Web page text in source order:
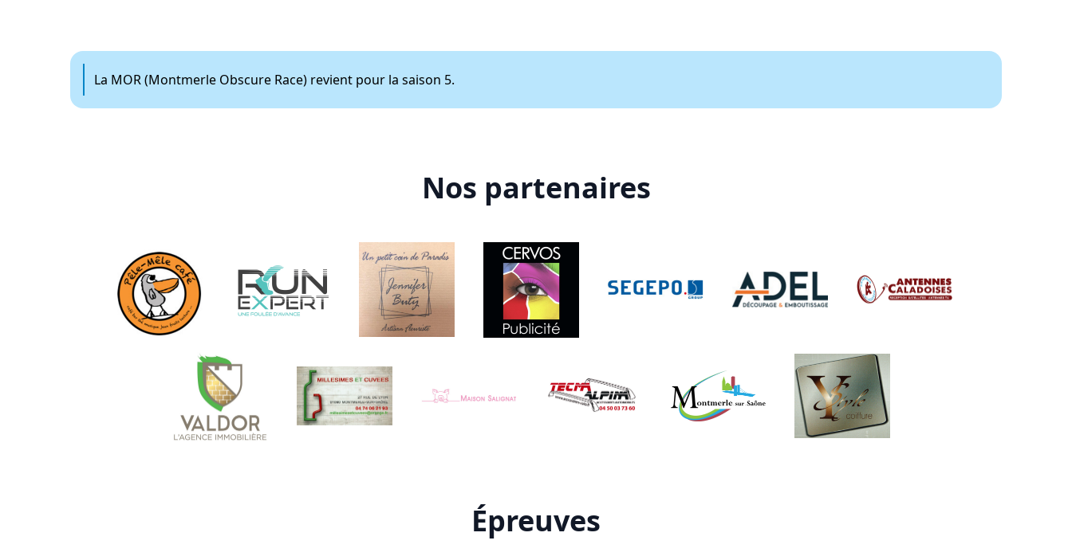
La MOR (Montmerle Obscure Race) revient pour la saison 5.
Nos partenaires
Épreuves